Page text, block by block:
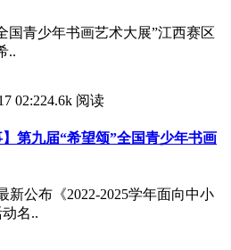
青少年书画艺术大展”江西赛区
..
02:224.6k 阅读
】第九届“希望颂”全国青少年书画
新公布《2022-2025学年面向中小
名..